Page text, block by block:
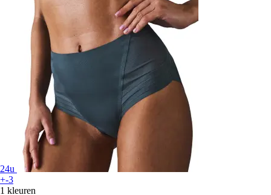
24u
+-3
1 kleuren